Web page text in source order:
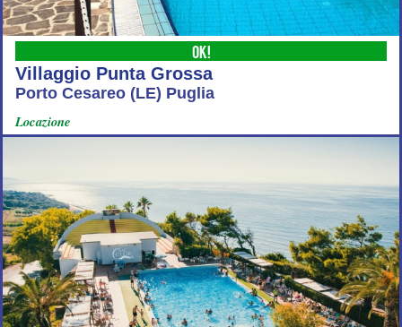
OK!
Villaggio Punta Grossa
Porto Cesareo (LE) Puglia
Locazione